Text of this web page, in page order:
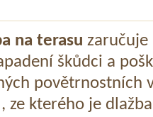
na terasu zaručuje
škůdci a
povětrnostních
ze kterého je